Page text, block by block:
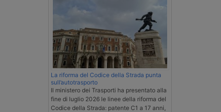
La riforma del Codice della Strada punta
sull’autotrasporto
Il ministero dei Trasporti ha presentato alla
fine di luglio 2026 le linee della riforma del
Codice della Strada: patente C1 a 17 anni,